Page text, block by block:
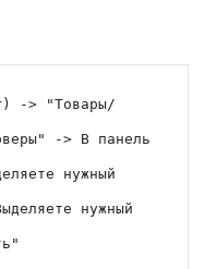
-> "Товары/
-> В панель
нужный
нужный